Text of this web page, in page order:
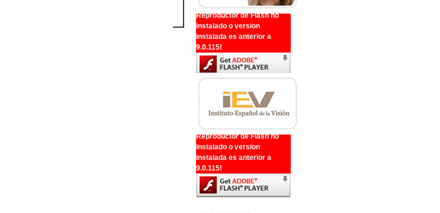
Reproductor de Flash no
instalado o version
instalada es anterior a
9.0.115!
Reproductor de Flash no
instalado o version
instalada es anterior a
9.0.115!